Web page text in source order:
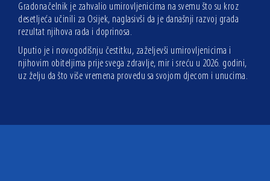
Gradonačelnik je zahvalio umirovljenicima na svemu što su kroz
desetljeća učinili za Osijek, naglasivši da je današnji razvoj grada
rezultat njihova rada i doprinosa.
Uputio je i novogodišnju čestitku, zaželjevši umirovljenicima i
njihovim obiteljima prije svega zdravlje, mir i sreću u 2026. godini,
uz želju da što više vremena provedu sa svojom djecom i unucima.